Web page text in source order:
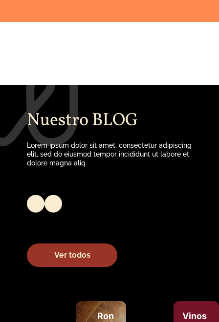
Nuestro BLOG
Lorem ipsum dolor sit amet, consectetur adipiscing
elit, sed do eiusmod tempor incididunt ut labore et
dolore magna aliq
Ver todos
Ron Vinos